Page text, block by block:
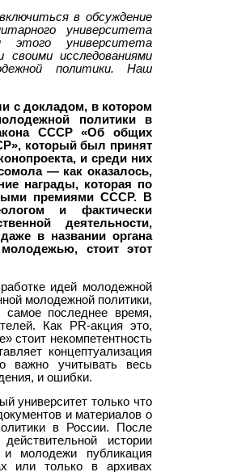
в обсуждение
университета
университета
исследованиями
политики. Наш
с докладом, в котором
политики в
СССР «Об общих
который был принят
и среди них
— как оказалось,
награды, которая по
премиями СССР. В
и фактически
деятельности,
в названии органа
стоит этот
идей молодежной
молодежной политики,
самое последнее время,
Как PR-акция это,
стоит некомпетентность
концептуализация
важно учитывать весь
и ошибки.
университет только что
и материалов о
в России. После
истории
молодежи публикация
или только в архивах